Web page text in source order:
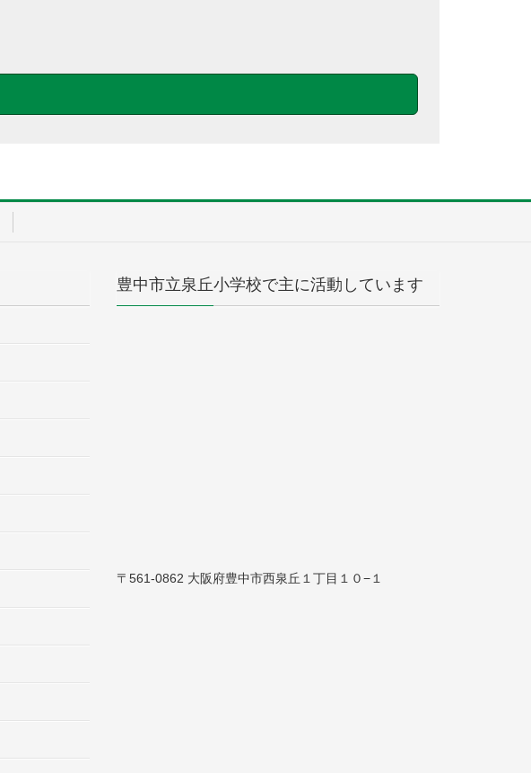
豊中市立泉丘小学校で主に活動しています
〒561-0862 大阪府豊中市西泉丘１丁目１０−１